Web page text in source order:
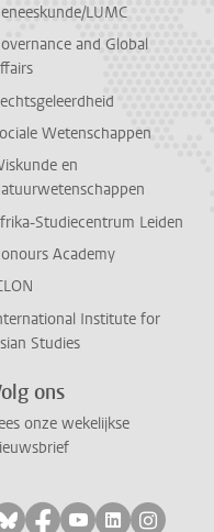
LUMC
and Global
Wetenschappen
en
Studiecentrum Leiden
Academy
Institute for
Studies
ons
onze wekelijkse
Volg ons op bluesky
Volg ons op
Volg ons op
Volg ons
Volg